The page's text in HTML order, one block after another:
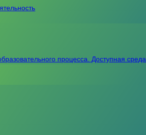
процесса. Доступная среда